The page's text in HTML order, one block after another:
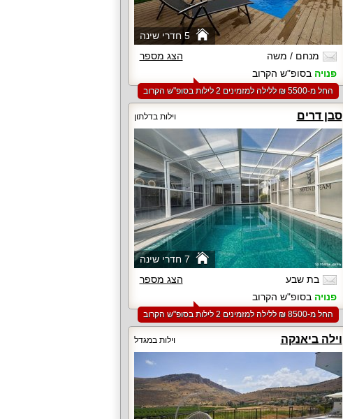
5 חדרי שינה
מנחם / משה
הצג מספר
פנויה בסופ"ש הקרוב
החל מ-‏5500 ₪ ללילה למזמינים 2 לילות בסופ"ש הקרוב
סבן דרים וילות בדלתון
7 חדרי שינה
בת שבע
הצג מספר
פנויה בסופ"ש הקרוב
החל מ-‏8500 ₪ ללילה למזמינים 2 לילות בסופ"ש הקרוב
וילה ביאנקה וילות במגדל